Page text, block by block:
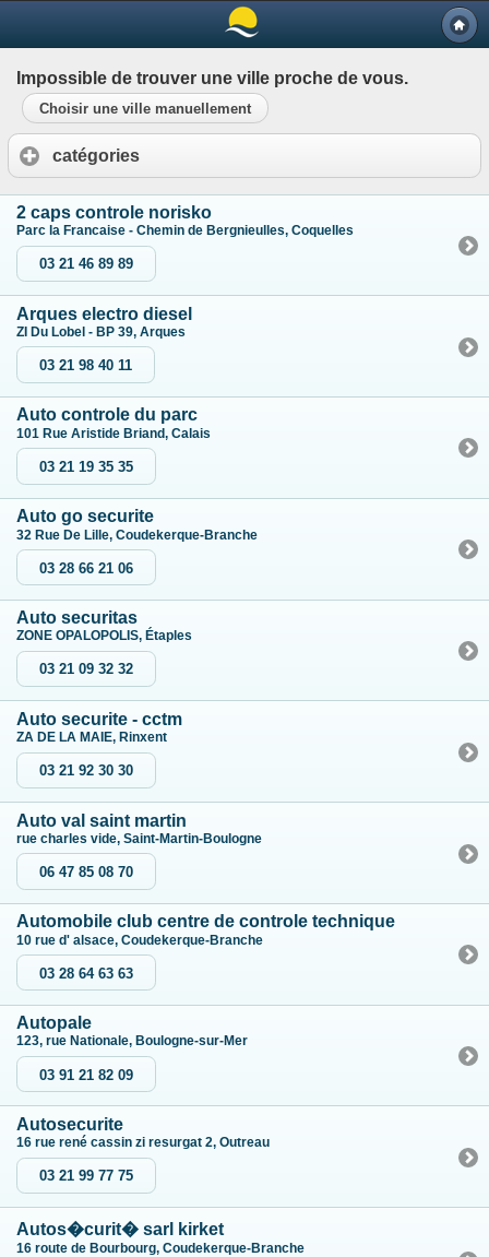
Impossible de trouver une ville proche de vous.
Choisir une ville manuellement
catégories
2 caps controle norisko
Parc la Francaise - Chemin de Bergnieulles, Coquelles
03 21 46 89 89
Arques electro diesel
ZI Du Lobel - BP 39, Arques
03 21 98 40 11
Auto controle du parc
101 Rue Aristide Briand, Calais
03 21 19 35 35
Auto go securite
32 Rue De Lille, Coudekerque-Branche
03 28 66 21 06
Auto securitas
ZONE OPALOPOLIS, Étaples
03 21 09 32 32
Auto securite - cctm
ZA DE LA MAIE, Rinxent
03 21 92 30 30
Auto val saint martin
rue charles vide, Saint-Martin-Boulogne
06 47 85 08 70
Automobile club centre de controle technique
10 rue d' alsace, Coudekerque-Branche
03 28 64 63 63
Autopale
123, rue Nationale, Boulogne-sur-Mer
03 91 21 82 09
Autosecurite
16 rue rené cassin zi resurgat 2, Outreau
03 21 99 77 75
Autos�curit� sarl kirket
16 route de Bourbourg, Coudekerque-Branche